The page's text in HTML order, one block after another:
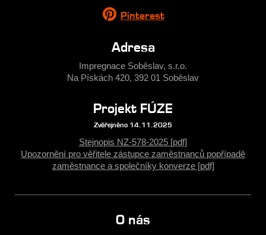
Pinterest
Adresa
Impregnace Soběslav, s.r.o.
Na Pískách 420, 392 01 Soběslav
Projekt FÚZE
Zvěřejněno 14.11.2025
Stejnopis NZ-578-2025 [pdf]
Upozornění pro věřitele zástupce zaměstnanců popřípadě
zaměstnance a společníky konverze [pdf]
O nás